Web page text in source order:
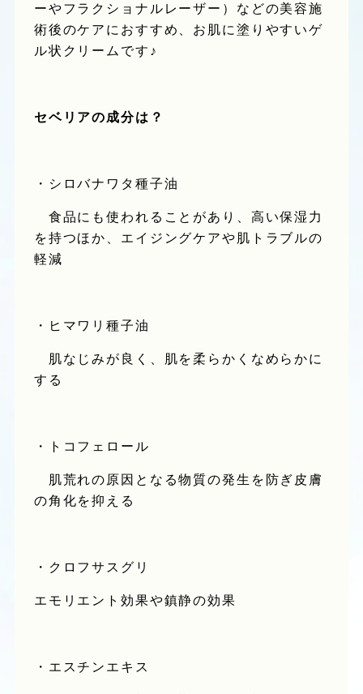
ーやフラクショナルレーザー）などの美容施
術後のケアにおすすめ、お肌に塗りやすいゲ
ル状クリームです♪
セベリアの成分は？
・シロバナワタ種子油
食品にも使われることがあり、高い保湿力
を持つほか、エイジングケアや肌トラブルの
軽減
・ヒマワリ種子油
肌なじみが良く、肌を柔らかくなめらかに
する
・トコフェロール
肌荒れの原因となる物質の発生を防ぎ皮膚
の角化を抑える
・クロフサスグリ
エモリエント効果や鎮静の効果
・エスチンエキス